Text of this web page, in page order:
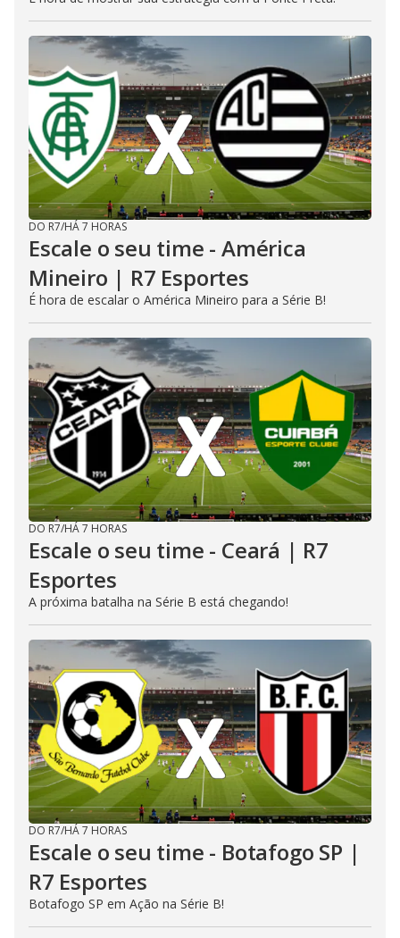
DO R7/HÁ 7 HORAS
Escale o seu time - América
Mineiro | R7 Esportes
É hora de escalar o América Mineiro para a Série B!
DO R7/HÁ 7 HORAS
Escale o seu time - Ceará | R7
Esportes
A próxima batalha na Série B está chegando!
DO R7/HÁ 7 HORAS
Escale o seu time - Botafogo SP |
R7 Esportes
Botafogo SP em Ação na Série B!